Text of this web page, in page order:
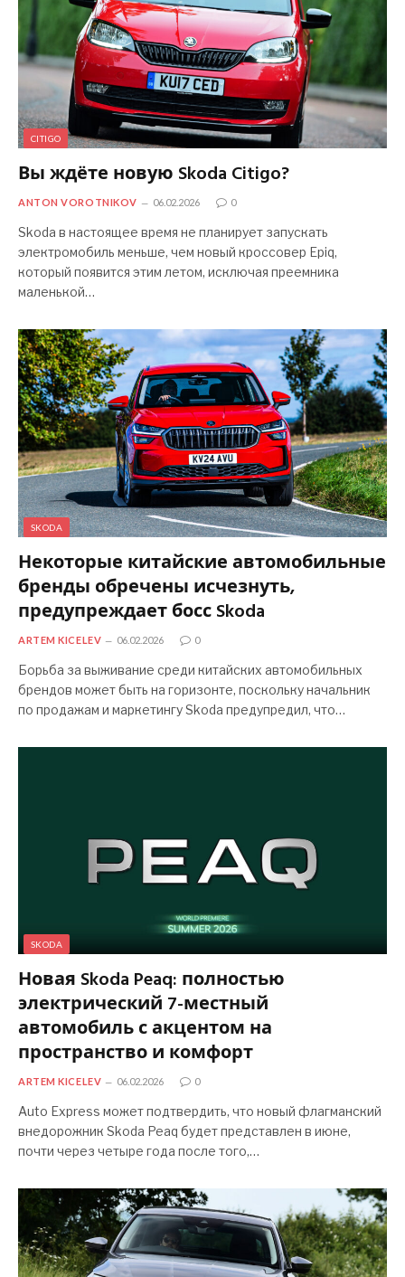
CITIGO
Вы ждёте новую Skoda Citigo?
ANTON VOROTNIKOV 06.02.2026 0
Skoda в настоящее время не планирует запускать
электромобиль меньше, чем новый кроссовер Epiq,
который появится этим летом, исключая преемника
маленькой…
SKODA
Некоторые китайские автомобильные
бренды обречены исчезнуть,
предупреждает босс Skoda
ARTEM KICELEV 06.02.2026 0
Борьба за выживание среди китайских автомобильных
брендов может быть на горизонте, поскольку начальник
по продажам и маркетингу Skoda предупредил, что…
SKODA
Новая Skoda Peaq: полностью
электрический 7-местный
автомобиль с акцентом на
пространство и комфорт
ARTEM KICELEV 06.02.2026 0
Auto Express может подтвердить, что новый флагманский
внедорожник Skoda Peaq будет представлен в июне,
почти через четыре года после того,…